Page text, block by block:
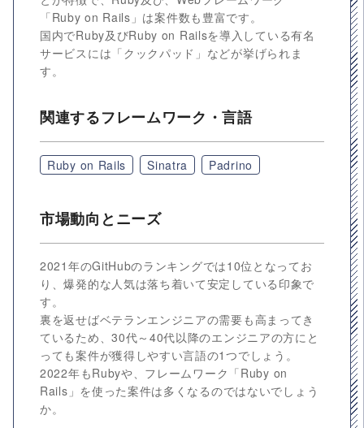
「Ruby on Rails」は案件数も豊富です。
国内でRuby及びRuby on Railsを導入している有名
サービスには「クックパッド」などが挙げられま
す。
関連するフレームワーク・言語
Ruby on Rails Sinatra Padrino
市場動向とニーズ
2021年のGitHubのランキングでは10位となってお
り、爆発的な人気は落ち着いて安定している印象で
す。
裏を返せばベテランエンジニアの需要も高まってき
ているため、30代～40代以降のエンジニアの方にと
っても案件が獲得しやすい言語の1つでしょう。
2022年もRubyや、フレームワーク「Ruby on
Rails」を使った案件は多くなるのではないでしょう
か。